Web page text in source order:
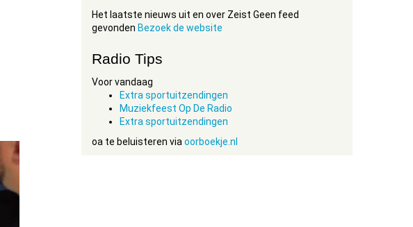
Het laatste nieuws uit en over Zeist Geen feed
gevonden Bezoek de website
Radio Tips
Voor vandaag
Extra sportuitzendingen
Muziekfeest Op De Radio
Extra sportuitzendingen
oa te beluisteren via oorboekje.nl